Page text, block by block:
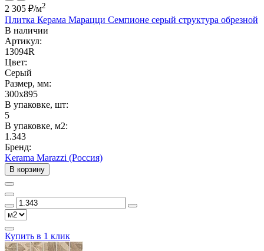
2 305 ₽/м2
Плитка Керама Марацци Семпионе серый структура обрезной
В наличии
Артикул:
13094R
Цвет:
Серый
Размер, мм:
300x895
В упаковке, шт:
5
В упаковке, м2:
1.343
Бренд:
Kerama Marazzi (Россия)
В корзину
Купить в 1 клик